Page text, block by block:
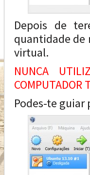
Depois de
quantidade de
virtual.
NUNCA
COMPUTADOR
Podes-te guiar